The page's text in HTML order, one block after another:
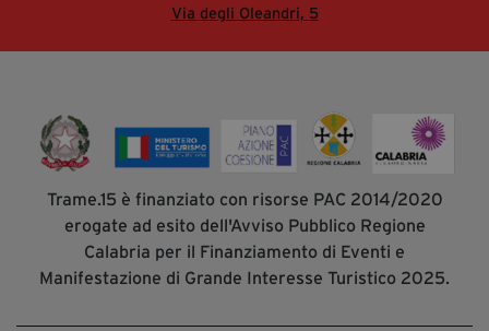
Via degli Oleandri, 5
Trame.15 è finanziato con risorse PAC 2014/2020
erogate ad esito dell'Avviso Pubblico Regione
Calabria per il Finanziamento di Eventi e
Manifestazione di Grande Interesse Turistico 2025.